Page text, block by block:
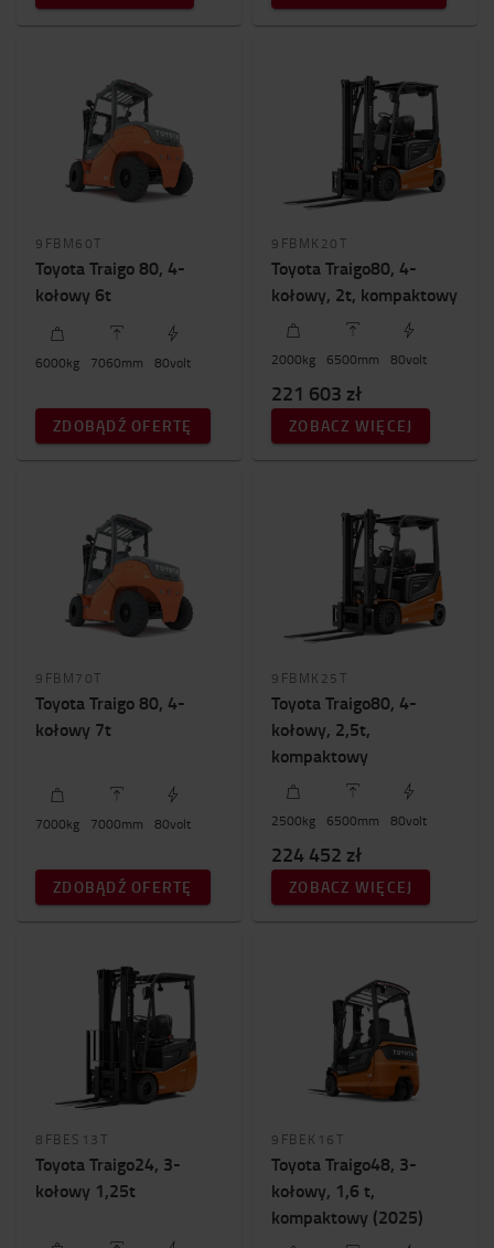
Ilość kół
(11)
4 (23)
Cena (bez VAT)
274000zł
Wysokość wózka
9FBM60T
Toyota Traigo 80, 4-
kołowy 6t
6000kg 7060mm 80volt
ZDOBĄDŹ OFERTĘ
9FBMK20T
Toyota Traigo80, 4-
kołowy, 2t, kompaktowy
2000kg 6500mm 80volt
221 603 zł
ZOBACZ WIĘCEJ
9FBM70T
Toyota Traigo 80, 4-
kołowy 7t
7000kg 7000mm 80volt
ZDOBĄDŹ OFERTĘ
9FBMK25T
Toyota Traigo80, 4-
kołowy, 2,5t,
kompaktowy
2500kg 6500mm 80volt
224 452 zł
ZOBACZ WIĘCEJ
8FBES13T
Toyota Traigo24, 3-
kołowy 1,25t
9FBEK16T
Toyota Traigo48, 3-
kołowy, 1,6 t,
kompaktowy (2025)